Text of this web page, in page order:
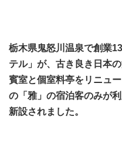
栃木県鬼怒川温泉で創業
テル」が、古き良き日本
賓室と個室料亭をリニュ
の「雅」の宿泊客のみが
新設されました。